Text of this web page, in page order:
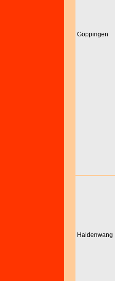
Göppingen
Haldenwang